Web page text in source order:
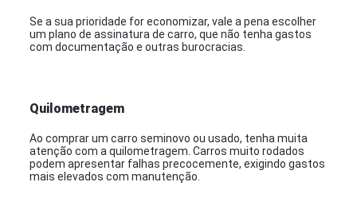
Se a sua prioridade for economizar, vale a pena escolher
um plano de assinatura de carro, que não tenha gastos
com documentação e outras burocracias.
Quilometragem
Ao comprar um carro seminovo ou usado, tenha muita
atenção com a quilometragem. Carros muito rodados
podem apresentar falhas precocemente, exigindo gastos
mais elevados com manutenção.